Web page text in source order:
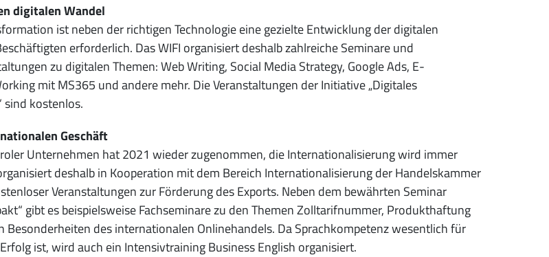
digitalen Wandel
ist neben der richtigen Technologie eine gezielte Entwicklung der digitalen
erforderlich. Das WIFI organisiert deshalb zahlreiche Seminare und
zu digitalen Themen: Web Writing, Social Media Strategy, Google Ads, E-
mit MS365 und andere mehr. Die Veranstaltungen der Initiative „Digitales
sind kostenlos.
Geschäft
Unternehmen hat 2021 wieder zugenommen, die Internationalisierung wird immer
deshalb in Kooperation mit dem Bereich Internationalisierung der Handelskammer
Veranstaltungen zur Förderung des Exports. Neben dem bewährten Seminar
gibt es beispielsweise Fachseminare zu den Themen Zolltarifnummer, Produkthaftung
Besonderheiten des internationalen Onlinehandels. Da Sprachkompetenz wesentlich für
ist, wird auch ein Intensivtraining Business English organisiert.